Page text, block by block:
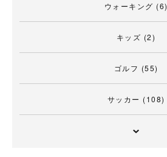
ウォーキング (6)
キッズ (2)
ゴルフ (55)
サッカー (108)